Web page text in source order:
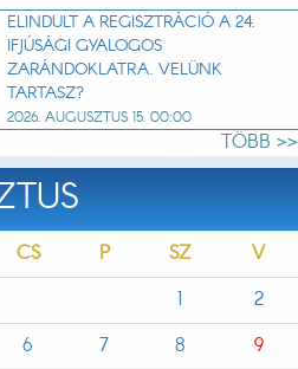
ELINDULT A REGISZTRÁCIÓ A 24.
IFJÚSÁGI GYALOGOS
ZARÁNDOKLATRA. VELÜNK
TARTASZ?
2026. AUGUSZTUS 15. 00:00
TÖBB >>
CS P SZ
V
1
2
6 7 8
9